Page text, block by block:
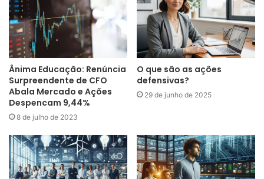
Ânima Educação: Renúncia
Surpreendente de CFO
Abala Mercado e Ações
Despencam 9,44%
8 de julho de 2023
O que são as ações
defensivas?
29 de junho de 2025